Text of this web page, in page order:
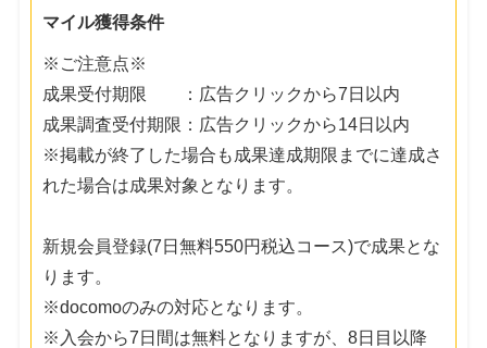
マイル獲得条件
※ご注意点※
成果受付期限 ：広告クリックから7日以内
成果調査受付期限：広告クリックから14日以内
※掲載が終了した場合も成果達成期限までに達成さ
れた場合は成果対象となります。
新規会員登録(7日無料550円税込コース)で成果とな
ります。
※docomoのみの対応となります。
※入会から7日間は無料となりますが、8日目以降